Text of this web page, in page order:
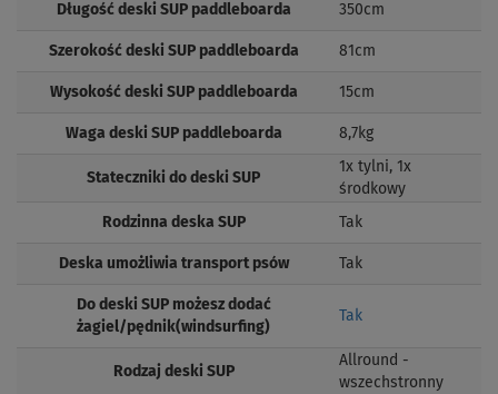
Długość deski SUP paddleboarda 350cm
Szerokość deski SUP paddleboarda 81cm
Wysokość deski SUP paddleboarda 15cm
Waga deski SUP paddleboarda 8,7kg
Stateczniki do deski SUP
1x tylni, 1x
środkowy
Rodzinna deska SUP Tak
Deska umożliwia transport psów Tak
Do deski SUP możesz dodać
żagiel/pędnik(windsurfing)
Tak
Rodzaj deski SUP
Allround -
wszechstronny